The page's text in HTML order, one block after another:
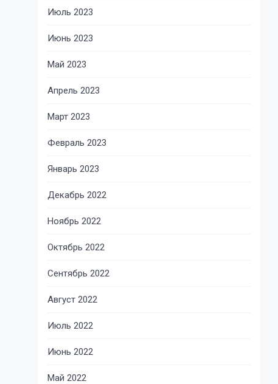
Июль 2023
Июнь 2023
Май 2023
Апрель 2023
Март 2023
Февраль 2023
Январь 2023
Декабрь 2022
Ноябрь 2022
Октябрь 2022
Сентябрь 2022
Август 2022
Июль 2022
Июнь 2022
Май 2022